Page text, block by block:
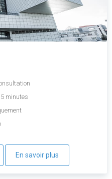
minutes
En savoir plus